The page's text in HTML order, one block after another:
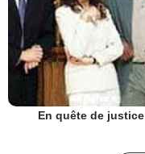
En quête de justice